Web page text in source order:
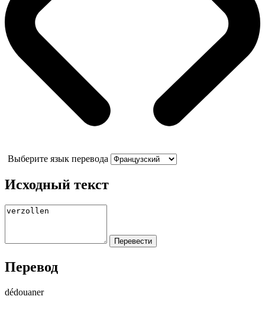
Выберите язык перевода
Исходный текст
Перевод
dédouaner